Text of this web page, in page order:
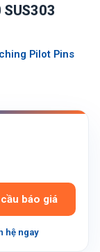
Pilot Pins
báo giá
hệ ngay